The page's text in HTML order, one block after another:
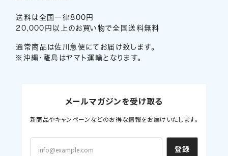
送料は全国一律800円
20,000円以上のお買い物で全国送料無料
通常商品は佐川急便にてお届け致します。
※沖縄・離島はヤマト運輸となります。
メールマガジンを受け取る
新商品やキャンペーンなどのお得な情報をお届けいたします。
登録